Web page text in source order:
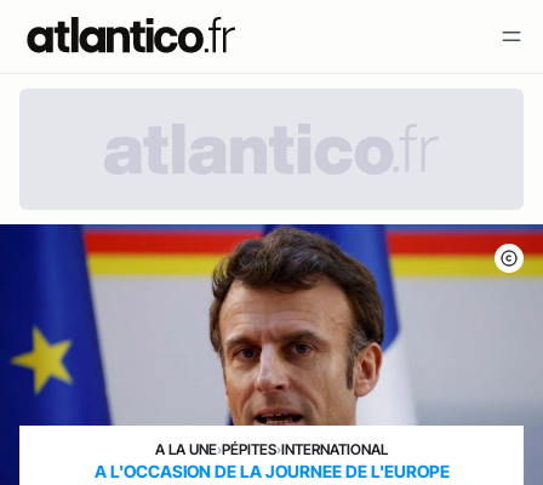
A LA UNE›PÉPITES›INTERNATIONAL
A L'OCCASION DE LA JOURNEE DE L'EUROPE